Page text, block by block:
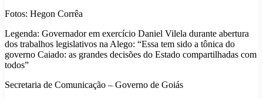
Fotos: Hegon Corrêa
Legenda: Governador em exercício Daniel Vilela durante abertura
dos trabalhos legislativos na Alego: “Essa tem sido a tônica do
governo Caiado: as grandes decisões do Estado compartilhadas com
todos”
Secretaria de Comunicação – Governo de Goiás